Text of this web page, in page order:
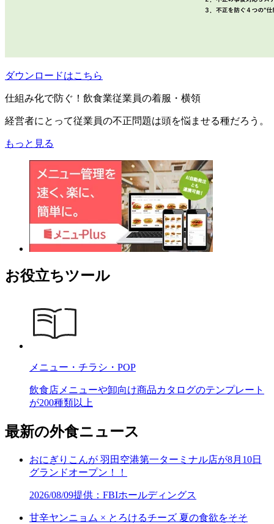
ダウンロードはこちら
仕組み化で防ぐ！飲食業従業員の着服・横領
経営者にとって従業員の不正問題は頭を悩ませる種だろう。
もっと見る
お役立ちツール
メニュー・チラシ・POP
飲食店メニューや卸向け商品カタログのテンプレート
が200種類以上
最新の外食ニュース
おにぎりこんが 羽田空港第一ターミナル店が8月10日
グランドオープン！！
2026/08/09提供：FBIホールディングス
甘辛ヤンニョム × とろけるチーズ 夏の食欲をそそ